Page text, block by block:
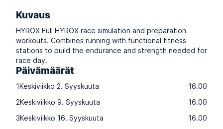
Päivämäärät
1Keskiviikko 2. Syyskuuta
16.00
2Keskiviikko 9. Syyskuuta
16.00
3Keskiviikko 16. Syyskuuta
16.00
Kuvaus
HYROX Full HYROX race simulation and preparation
workouts. Combines running with functional fitness
stations to build the endurance and strength needed for
race day.